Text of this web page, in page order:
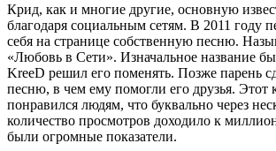
Крид, как и многие другие, основную
благодаря социальным сетям. В 2011 году
себя на странице собственную песню.
«Любовь в Сети». Изначальное название
KreeD решил его поменять. Позже парень
песню, в чем ему помогли его друзья. Этот
понравился людям, что буквально через
количество просмотров доходило к
были огромные показатели.